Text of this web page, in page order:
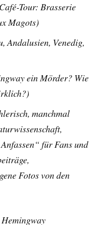
Tour: Brasserie
Magots)
Andalusien, Venedig,
ein Mörder? Wie
manchmal
für Fans und
Fotos von den